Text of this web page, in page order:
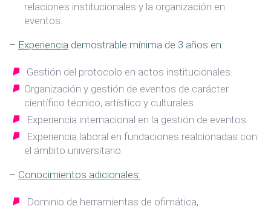
relaciones institucionales y la organización en
eventos.
– Experiencia demostrable mínima de 3 años en:
Gestión del protocolo en actos institucionales.
Organización y gestión de eventos de carácter
científico técnico, artístico y culturales.
Experiencia internacional en la gestión de eventos.
Experiencia laboral en fundaciones realcionadas con
el ámbito universitario.
– Conocimientos adicionales:
Dominio de herramientas de ofimática,